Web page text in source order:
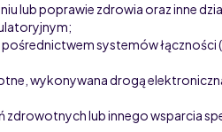
lub poprawie zdrowia oraz inne
systemów
wykonywana drogą
zdrowotnych lub innego wsparcia